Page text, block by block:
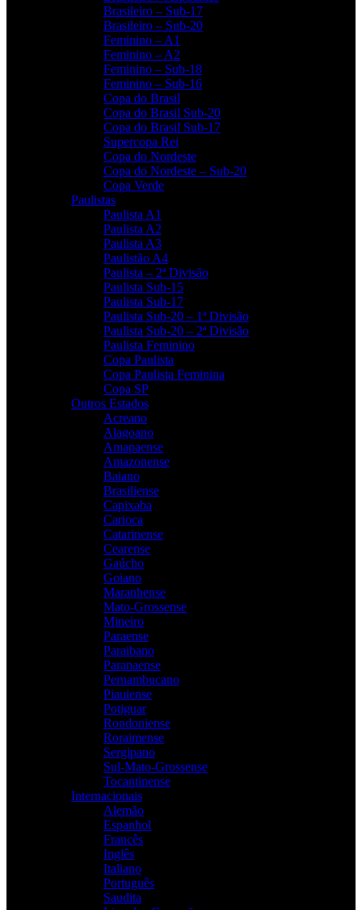
Brasileiro – Sub-17
Brasileiro – Sub-20
Feminino – A1
Feminino – A2
Feminino – Sub-18
Feminino – Sub-16
Copa do Brasil
Copa do Brasil Sub-20
Copa do Brasil Sub-17
Supercopa Rei
Copa do Nordeste
Copa do Nordeste – Sub-20
Copa Verde
Paulistas
Paulista A1
Paulista A2
Paulista A3
Paulistão A4
Paulista – 2ª Divisão
Paulista Sub-15
Paulista Sub-17
Paulista Sub-20 – 1ª Divisão
Paulista Sub-20 – 2ª Divisão
Paulista Feminino
Copa Paulista
Copa Paulista Feminina
Copa SP
Outros Estados
Acreano
Alagoano
Amapaense
Amazonense
Baiano
Brasiliense
Capixaba
Carioca
Catarinense
Cearense
Gaúcho
Goiano
Maranhense
Mato-Grossense
Mineiro
Paraense
Paraibano
Paranaense
Pernambucano
Piauiense
Potiguar
Rondoniense
Roraimense
Sergipano
Sul-Mato-Grossense
Tocantinense
Internacionais
Alemão
Espanhol
Francês
Inglês
Italiano
Português
Saudita